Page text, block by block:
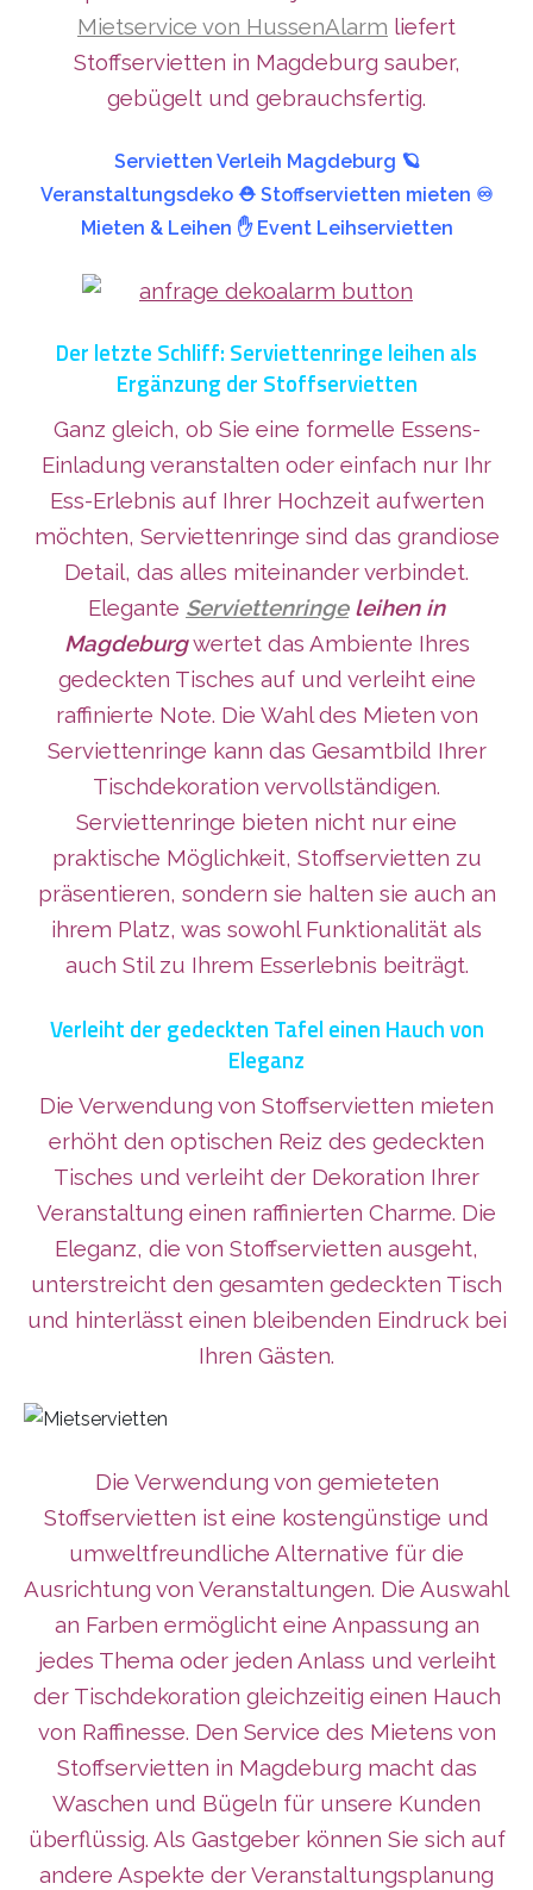
Mietservice von HussenAlarm liefert
Stoffservietten in Magdeburg sauber,
gebügelt und gebrauchsfertig.
Servietten Verleih Magdeburg 🪐
Veranstaltungsdeko ⛑️ Stoffservietten mieten ♾️
Mieten & Leihen ✋ Event Leihservietten
Der letzte Schliff: Serviettenringe leihen als
Ergänzung der Stoffservietten
Ganz gleich, ob Sie eine formelle Essens-
Einladung veranstalten oder einfach nur Ihr
Ess-Erlebnis auf Ihrer Hochzeit aufwerten
möchten, Serviettenringe sind das grandiose
Detail, das alles miteinander verbindet.
Elegante Serviettenringeleihen in
Magdeburgwertet das Ambiente Ihres
gedeckten Tisches auf und verleiht eine
raffinierte Note. Die Wahl des Mieten von
Serviettenringe kann das Gesamtbild Ihrer
Tischdekoration vervollständigen.
Serviettenringe bieten nicht nur eine
praktische Möglichkeit, Stoffservietten zu
präsentieren, sondern sie halten sie auch an
ihrem Platz, was sowohl Funktionalität als
auch Stil zu Ihrem Esserlebnis beiträgt.
Verleiht der gedeckten Tafel einen Hauch von
Eleganz
Die Verwendung von Stoffservietten mieten
erhöht den optischen Reiz des gedeckten
Tisches und verleiht der Dekoration Ihrer
Veranstaltung einen raffinierten Charme. Die
Eleganz, die von Stoffservietten ausgeht,
unterstreicht den gesamten gedeckten Tisch
und hinterlässt einen bleibenden Eindruck bei
Ihren Gästen.
Die Verwendung von gemieteten
Stoffservietten ist eine kostengünstige und
umweltfreundliche Alternative für die
Ausrichtung von Veranstaltungen. Die Auswahl
an Farben ermöglicht eine Anpassung an
jedes Thema oder jeden Anlass und verleiht
der Tischdekoration gleichzeitig einen Hauch
von Raffinesse. Den Service des Mietens von
Stoffservietten in Magdeburg macht das
Waschen und Bügeln für unsere Kunden
überflüssig. Als Gastgeber können Sie sich auf
andere Aspekte der Veranstaltungsplanung